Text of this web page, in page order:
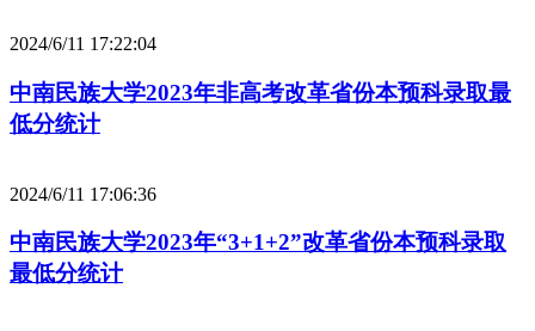
2024/6/11 17:22:04
中南民族大学2023年非高考改革省份本预科录取最
低分统计
2024/6/11 17:06:36
中南民族大学2023年“3+1+2”改革省份本预科录取
最低分统计